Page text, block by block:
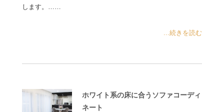
します。……
...続きを読む
ホワイト系の床に合うソファコーディ
ネート